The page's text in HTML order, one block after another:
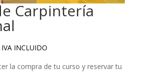
Carpintería
IVA INCLUIDO
la compra de tu curso y reservar tu